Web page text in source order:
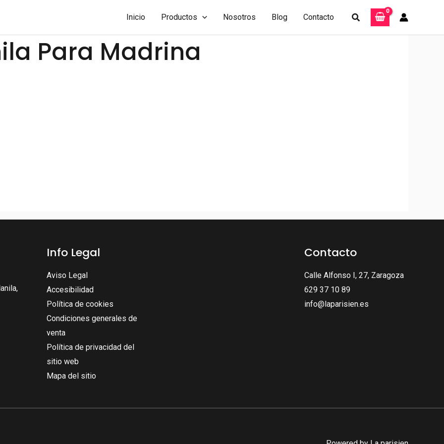
Inicio Productos Nosotros Blog Contacto Buscar
Para Madrina
Info Legal
Aviso Legal
Accesibilidad
Política de cookies
Condiciones generales de
venta
Política de privacidad del
sitio web
Mapa del sitio
Contacto
Calle Alfonso I, 27, Zaragoza
629 37 10 89
info@laparisien.es